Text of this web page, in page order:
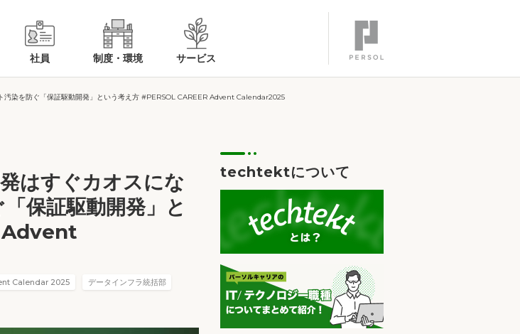
社員 制度・環境 サービス
汚染を防ぐ「保証駆動開発」という考え方 #PERSOL CAREER Advent Calendar2025
はすぐカオスにな
保証駆動開発」と
Advent
Calendar 2025
データインフラ統括部
techtektについて